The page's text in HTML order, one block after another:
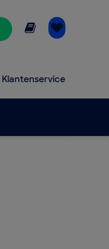
Online lezen
Klantenservice